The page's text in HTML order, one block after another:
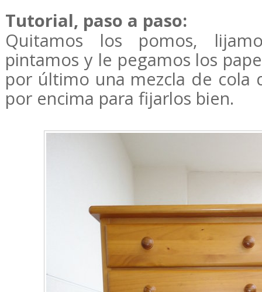
Tutorial, paso a paso:
Quitamos los pomos,
pintamos y le pegamos los
por último una mezcla de cola
por encima para fijarlos bien.